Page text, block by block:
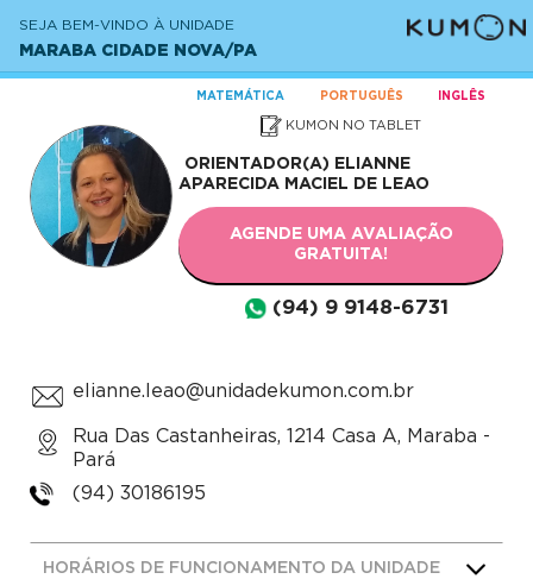
SEJA BEM-VINDO À UNIDADE
MARABA CIDADE NOVA/PA
MATEMÁTICA PORTUGUÊS INGLÊS
KUMON NO TABLET
ORIENTADOR(A) ELIANNE
APARECIDA MACIEL DE LEAO
AGENDE UMA AVALIAÇÃO
GRATUITA!
(94) 9 9148-6731
elianne.leao@unidadekumon.com.br
Rua Das Castanheiras, 1214 Casa A, Maraba -
Pará
(94) 30186195
HORÁRIOS DE FUNCIONAMENTO DA UNIDADE